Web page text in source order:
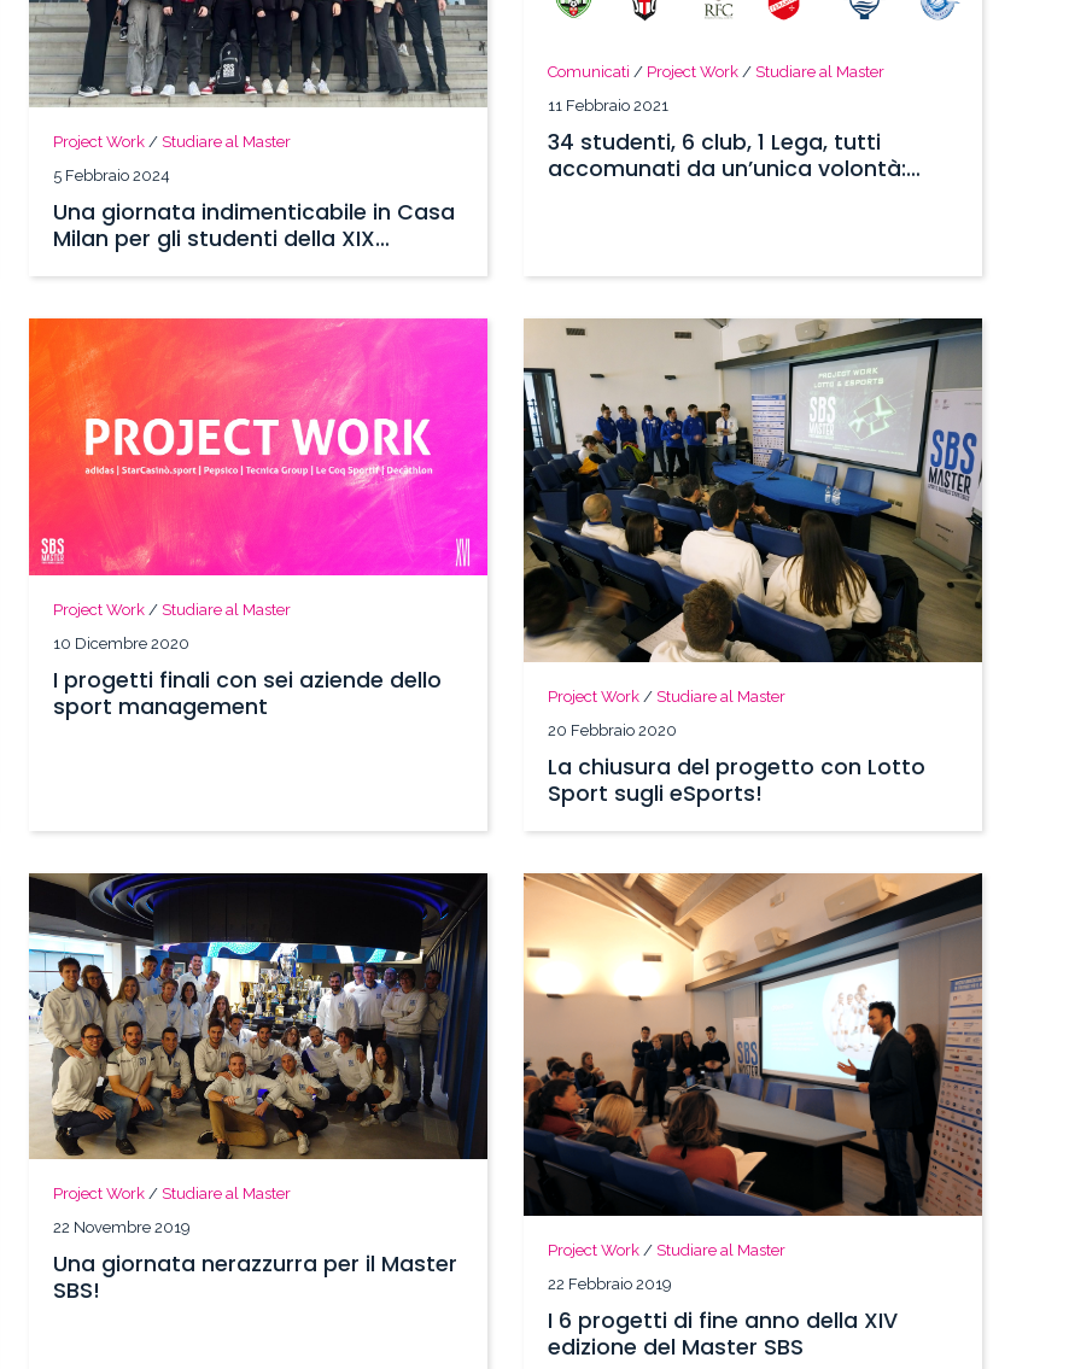
Project Work / Studiare al Master
5 Febbraio 2024
Una giornata indimenticabile in Casa
Milan per gli studenti della XIX
Comunicati / Project Work/ Studiare al Master
11 Febbraio 2021
34 studenti, 6 club, 1 Lega, tutti
accomunati da un’unica volontà:
Project Work / Studiare al Master
10 Dicembre 2020
I progetti finali con sei aziende dello
sport management
Project Work/ Studiare al Master
20 Febbraio 2020
La chiusura del progetto con Lotto
Sport sugli eSports!
Project Work / Studiare al Master
22 Novembre 2019
Una giornata nerazzurra per il Master
SBS!
Project Work/ Studiare al Master
22 Febbraio 2019
I 6 progetti di fine anno della XIV
edizione del Master SBS